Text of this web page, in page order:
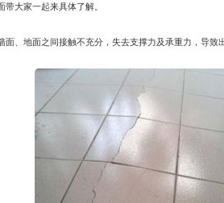
大家一起来具体了解。
、地面之间接触不充分，失去支撑力及承重力，导